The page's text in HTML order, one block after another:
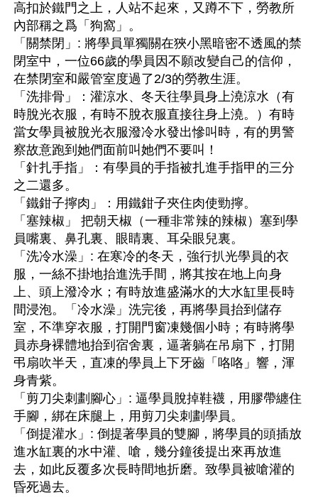
高扣於鐵門之上，人站不起來，又蹲不下，勞教所
內部稱之爲「狗窩」。
「關禁閉」: 將學員單獨關在狹小黑暗密不透風的禁
閉室中，一位66歲的學員因不願改變自己的信仰，
在禁閉室和嚴管室度過了2/3的勞教生涯。
「洗排骨」：灌涼水、冬天往學員身上澆涼水（有
時脫光衣服，有時不脫衣服直接往身上澆。）有時
當女學員被脫光衣服潑冷水發出慘叫時，有的男警
察故意跑到她們面前叫她們不要叫！
「針扎手指」：有學員的手指被扎進手指甲的三分
之二還多。
「鐵鉗子擰肉」：用鐵鉗子夾住肉使勁擰。
「塞辣椒」 把朝天椒（一種非常辣的辣椒）塞到學
員嘴裏、鼻孔裏、眼睛裏、耳朵眼兒裏。
「洗冷水澡」: 在寒冷的冬天，強行扒光學員的衣
服，一絲不掛地抬進洗手間，將其按在地上向身
上、頭上潑冷水；有時放進盛滿水的大水缸里長時
間浸泡。「冷水澡」洗完後，再將學員抬到儲存
室，不準穿衣服，打開門窗凍幾個小時；有時將學
員赤身裸體地抬到宿舍裏，逼著躺在吊扇下，打開
弔扇吹半天，直凍的學員上下牙齒「咯咯」響，渾
身青紫。
「剪刀尖刺劃腳心」: 逼學員脫掉鞋襪，用膠帶纏住
手腳，綁在床腿上，用剪刀尖刺劃學員。
「倒提灌水」: 倒提著學員的雙腳，將學員的頭插放
進水缸裏的水中灌、嗆，幾分鐘後提出來再放進
去，如此反覆多次長時間地折磨。致學員被嗆灌的
昏死過去。